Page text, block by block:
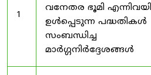
1
വനേതര ഭൂമി
ഉൾപ്പെടുന്ന പദ്ധതികൾ
സംബന്ധിച്ച
മാർഗ്ഗനിർദ്ദേശങ്ങൾ